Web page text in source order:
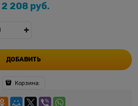
2 208 руб.
ДОБАВИТЬ
Корзина: